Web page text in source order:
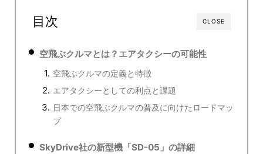
CLOSE
目次
空飛ぶクルマとは？エアタクシーの可能性
空飛ぶクルマの定義と特徴
エアタクシーとしての利点と課題
日本での空飛ぶクルマの普及に向けたロードマッ
プ
SkyDrive社の新型機「SD-05」の詳細